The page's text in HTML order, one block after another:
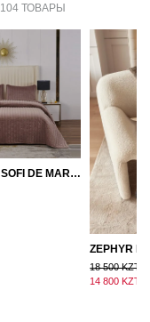
104 ТОВАРЫ
ПОКРЫВАЛО SOFI DE MARKO ВЕЛЮР 240×260 ФЕРДИНАНД (МОККО)
18 500 KZT
14 800 KZT